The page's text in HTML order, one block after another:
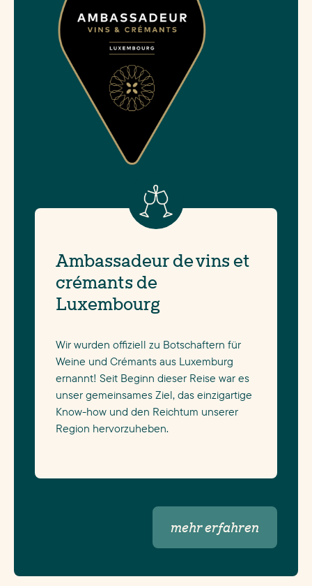
Ambassadeur de vins et
crémants de
Luxembourg
Wir wurden offiziell zu Botschaftern für
Weine und Crémants aus Luxemburg
ernannt! Seit Beginn dieser Reise war es
unser gemeinsames Ziel, das einzigartige
Know-how und den Reichtum unserer
Region hervorzuheben.
mehr erfahren